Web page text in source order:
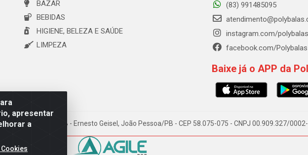
apresentar
a
BAZAR
BEBIDAS
HIGIENE, BELEZA E SAÚDE
LIMPEZA
(83) 991485095
instagram.com/polybalas
facebook.com/Polybalas
Baixe já o APP da
173 Galpão B - Ernesto Geisel, João Pessoa/PB - CEP 58.075-075 - CNPJ 00.909.327/0002-